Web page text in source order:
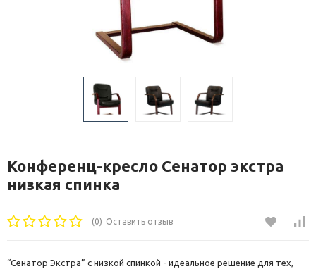
Конференц-кресло Сенатор экстра
низкая спинка
(0) Оставить отзыв
“Сенатор Экстра” с низкой спинкой - идеальное решение для тех,